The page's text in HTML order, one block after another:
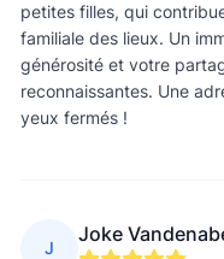
petites filles, qui
familiale des lieux. Un
générosité et votre
reconnaissantes. Une
yeux fermés !
J
Joke